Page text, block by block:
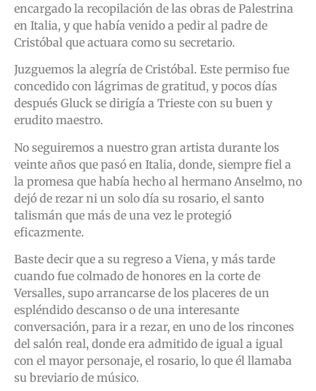
encargado la recopilación de las obras de Palestrina
en Italia, y que había venido a pedir al padre de
Cristóbal que actuara como su secretario.
Juzguemos la alegría de Cristóbal. Este permiso fue
concedido con lágrimas de gratitud, y pocos días
después Gluck se dirigía a Trieste con su buen y
erudito maestro.
No seguiremos a nuestro gran artista durante los
veinte años que pasó en Italia, donde, siempre fiel a
la promesa que había hecho al hermano Anselmo, no
dejó de rezar ni un solo día su rosario, el santo
talismán que más de una vez le protegió
eficazmente.
Baste decir que a su regreso a Viena, y más tarde
cuando fue colmado de honores en la corte de
Versalles, supo arrancarse de los placeres de un
espléndido descanso o de una interesante
conversación, para ir a rezar, en uno de los rincones
del salón real, donde era admitido de igual a igual
con el mayor personaje, el rosario, lo que él llamaba
su breviario de músico.